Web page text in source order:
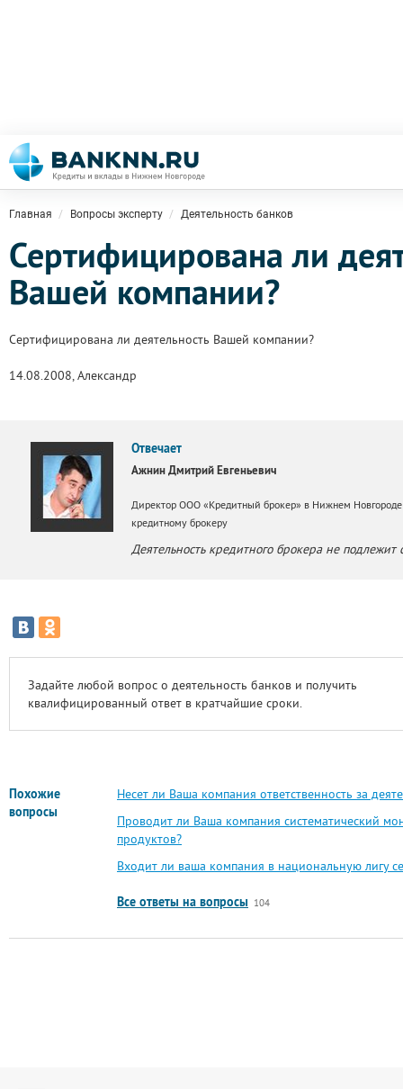
Главная Вопросы эксперту Деятельность банков
Сертифицирована ли
Вашей компании?
Сертифицирована ли деятельность Вашей компании?
14.08.2008, Александр
Отвечает
Ажнин Дмитрий Евгеньевич
Директор ООО «Кредитный брокер» в Нижнем
кредитному брокеру
Деятельность кредитного брокера не
Задайте любой вопрос о деятельность банков и получить
квалифицированный ответ в кратчайшие сроки.
Похожие
вопросы
Несет ли Ваша компания ответственность за
Проводит ли Ваша компания систематический
продуктов?
Входит ли ваша компания в национальную лигу
Все ответы на вопросы 104